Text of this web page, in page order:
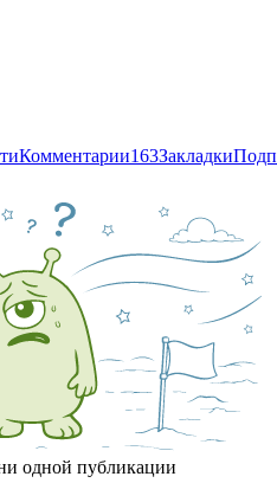
Комментарии163Закладки
одной публикации